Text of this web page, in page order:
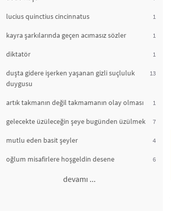
lucius quinctius cincinnatus 1
kayra şarkılarında geçen acımasız sözler 1
diktatör 1
duşta gidere işerken yaşanan gizli suçluluk
duygusu
13
artık takmanın değil takmamanın olay olması 1
gelecekte üzüleceğin şeye bugünden üzülmek 7
mutlu eden basit şeyler 4
oğlum misafirlere hoşgeldin desene 6
devamı ...